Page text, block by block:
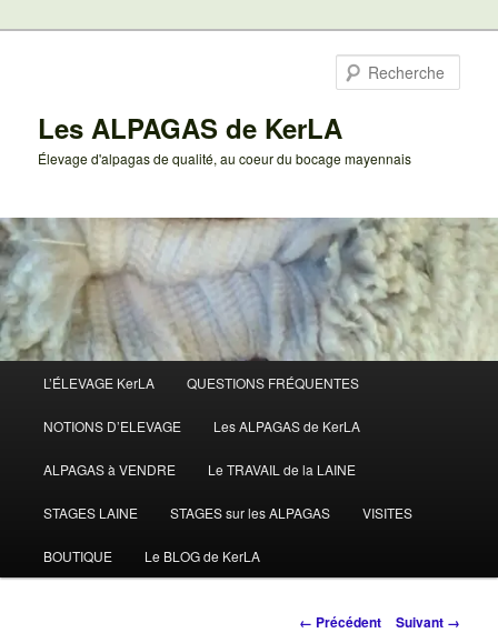
Les ALPAGAS de KerLA
Élevage d'alpagas de qualité, au coeur du bocage mayennais
principal
L’ÉLEVAGE KerLA QUESTIONS FRÉQUENTES
NOTIONS D’ELEVAGE Les ALPAGAS de KerLA
ALPAGAS à VENDRE Le TRAVAIL de la LAINE
STAGES LAINE STAGES sur les ALPAGAS VISITES
BOUTIQUE Le BLOG de KerLA
Navigation
← Précédent Suivant →